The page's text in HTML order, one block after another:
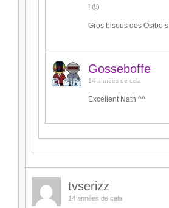
! 🙂
Gros bisous des Osibo’s.
Gosseboffe
14 années de cela
Excellent Nath ^^
tvserizz
14 années de cela